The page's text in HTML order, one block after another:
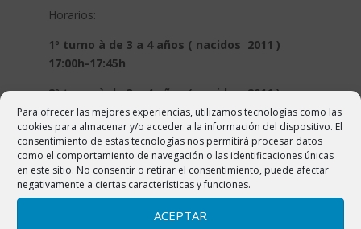
Para ofrecer las mejores experiencias, utilizamos tecnologías como las
cookies para almacenar y/o acceder a la información del dispositivo. El
consentimiento de estas tecnologías nos permitirá procesar datos
como el comportamiento de navegación o las identificaciones únicas
en este sitio. No consentir o retirar el consentimiento, puede afectar
negativamente a ciertas características y funciones.
ACEPTAR
Horarios:
1º turno à de 3 a 4 años ( nacidos 2011 )
17:00h-17:45h
2º turnoàde 3 a 4 años ( nacidos 2011 )
17:45h-18:30h
Lugar de celebración: Piscina climatizada del
Camping La Gorga (Boltaña)
Precio de la actividad: 40€
Inscripciones: Fisioterapia Partara. Tfno: 690-